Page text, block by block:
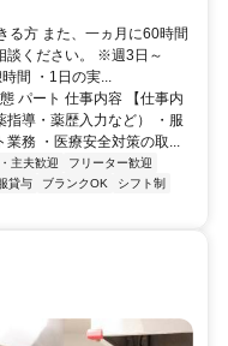
る方 また、一ヵ月に60時間
談ください。 ※週3日～
間 ・1日の実...
パート 仕事内容 【仕事内
導・薬歴入力など） ・服
務 ・医療安全対策の取...
主夫歓迎
フリーター歓迎
貸与 ブランクOK
シフト制